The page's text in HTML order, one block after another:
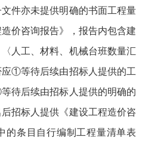
件亦未提供明确的书面工程量
价咨询报告》，报告内包含建
人工、材料、机械台班数量汇
①等待后续由招标人提供的工
待后续由招标人提供的明确的
招标人提供《建设工程造价咨
的条目自行编制工程量清单表